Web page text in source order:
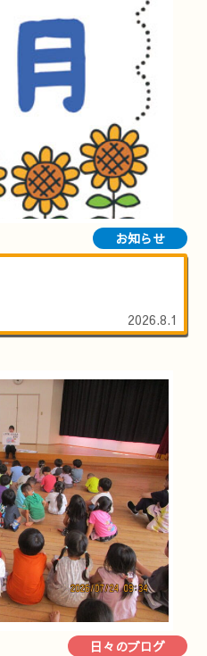
お知らせ
2026.8.1
日々のブログ